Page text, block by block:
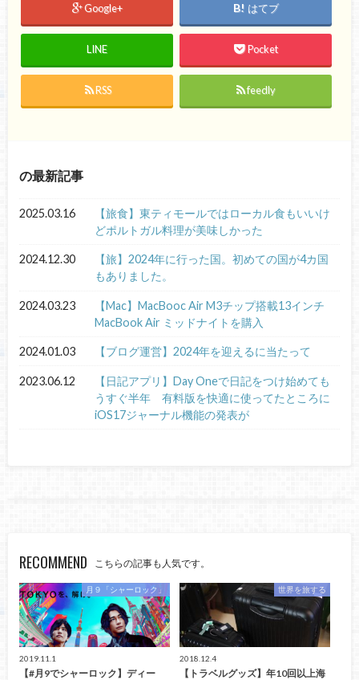
Google+ はてブ
LINE Pocket
RSS feedly
の最新記事
2025.03.16
【旅食】東ティモールではローカル食もいいけ
どポルトガル料理が美味しかった
2024.12.30
【旅】2024年に行った国。初めての国が4カ国
もありました。
2024.03.23
【Mac】MacBooc Air M3チップ搭載13インチ
MacBook Air ミッドナイトを購入
2024.01.03 【ブログ運営】2024年を迎えるに当たって
2023.06.12
【日記アプリ】Day Oneで日記をつけ始めても
うすぐ半年 有料版を快適に使ってたところに
iOS17ジャーナル機能の発表が
RECOMMEND こちらの記事も人気です。
月９「シャーロック」
2019.11.1
【#月9でシャーロック】ディー
世界を旅する
2018.12.4
【トラベルグッズ】年10回以上海